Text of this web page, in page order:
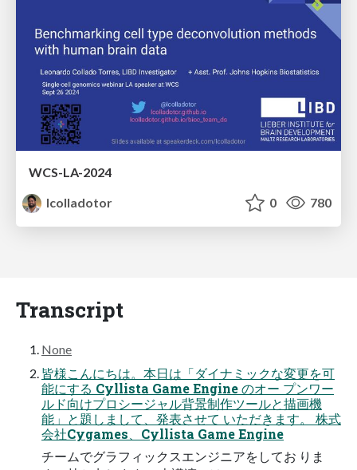
WCS-LA-2024
lcolladotor
0 780
Transcript
None
皆様こんにちは。本日は「ダイナミックな変更を可
能にする Cyllista Game Engine のオー プンワー
ルド向けプロシージャル背景制作ツールと描画機
能」と題しまして、発表させて いただきます。 株式
会社Cygames、Cyllista Game Engine
チームでグラフィックスエンジニアをしてお りま